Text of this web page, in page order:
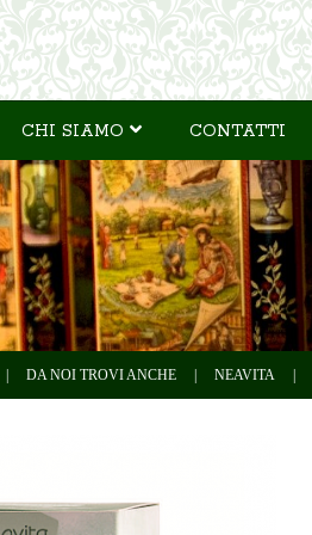
CHI SIAMO CONTATTI
DA NOI TROVI ANCHE NEAVITA